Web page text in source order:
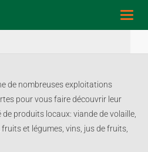
de nombreuses exploitations
pour vous faire découvrir leur
produits locaux: viande de volaille,
et légumes, vins, jus de fruits,